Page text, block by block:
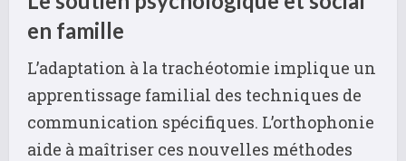
en famille
L’adaptation à la trachéotomie implique un
apprentissage familial des techniques de
communication spécifiques. L’orthophonie
aide à maîtriser ces nouvelles méthodes